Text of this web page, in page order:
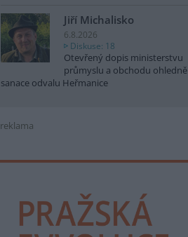
Jiří Michalisko
6.8.2026
Diskuse: 18
Otevřený dopis ministerstvu
průmyslu a obchodu ohledně
sanace odvalu Heřmanice
reklama